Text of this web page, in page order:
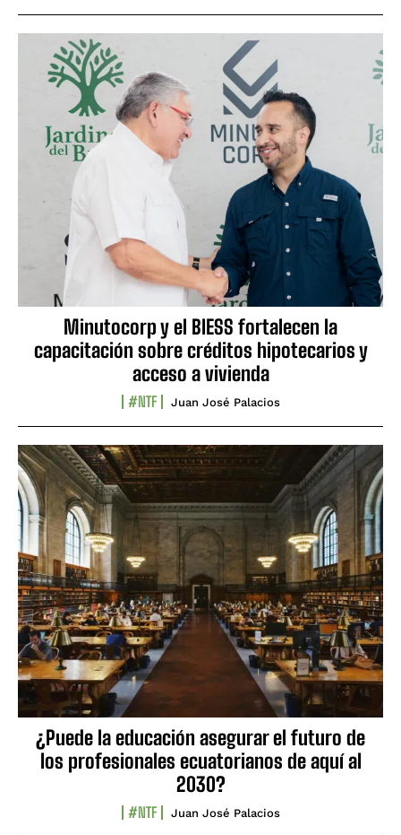
Minutocorp y el BIESS fortalecen la
capacitación sobre créditos hipotecarios y
acceso a vivienda
#NTF Juan José Palacios
¿Puede la educación asegurar el futuro de
los profesionales ecuatorianos de aquí al
2030?
#NTF Juan José Palacios